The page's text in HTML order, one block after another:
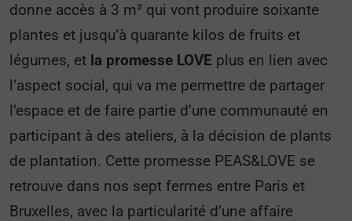
donne accès à 3 m² qui vont produire soixante
plantes et jusqu’à quarante kilos de fruits et
légumes, et la promesse LOVE plus en lien avec
l’aspect social, qui va me permettre de partager
l’espace et de faire partie d’une communauté en
participant à des ateliers, à la décision de plants
de plantation. Cette promesse PEAS&LOVE se
retrouve dans nos sept fermes entre Paris et
Bruxelles, avec la particularité d’une affaire